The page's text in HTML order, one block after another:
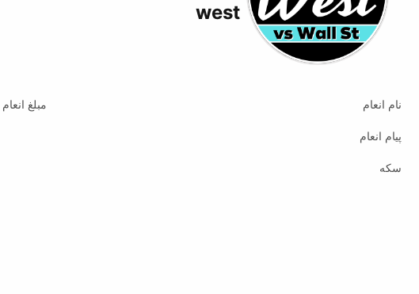
west
نام انعام مبلغ انعام
پیام انعام
سکه